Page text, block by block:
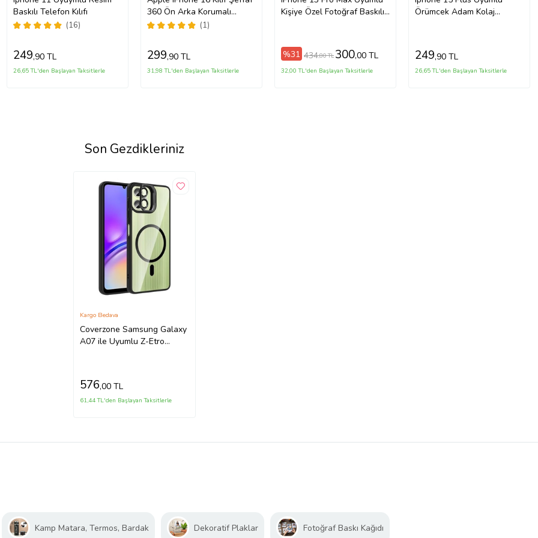
Baskılı Telefon Kılıfı
(16)
249,90 TL
26,65 TL'den Başlayan Taksitlerle
360 Ön Arka Korumalı
Silikon
(1)
299,90 TL
31,98 TL'den Başlayan Taksitlerle
Kişiye Özel Fotoğraf Baskılı
%31 434,80 TL 300,00 TL
32,00 TL'den Başlayan Taksitlerle
Örümcek Adam Kolaj
249,90 TL
26,65 TL'den Başlayan Taksitlerle
Son Gezdikleriniz
Coverzone Samsung Galaxy
A07 ile Uyumlu Z-Etro
Tutucu, Stand Olabilen,
Kamera Lens Hediyeli
Koruyucu K?l?f Siyah
Kargo Bedava
576,00 TL
61,44 TL'den Başlayan Taksitlerle
Kamp Matara, Termos, Bardak Dekoratif Plaklar Fotoğraf Baskı Kağıdı